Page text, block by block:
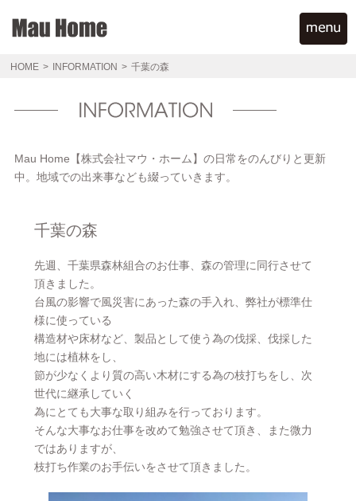
HOME > INFORMATION > 千葉の森
Mau Home【株式会社マウ・ホーム】の日常をのんびりと更新
中。地域での出来事なども綴っていきます。
千葉の森
先週、千葉県森林組合のお仕事、森の管理に同行させて
頂きました。
台風の影響で風災害にあった森の手入れ、弊社が標準仕
様に使っている
構造材や床材など、製品として使う為の伐採、伐採した
地には植林をし、
節が少なくより質の高い木材にする為の枝打ちをし、次
世代に継承していく
為にとても大事な取り組みを行っております。
そんな大事なお仕事を改めて勉強させて頂き、また微力
ではありますが、
枝打ち作業のお手伝いをさせて頂きました。